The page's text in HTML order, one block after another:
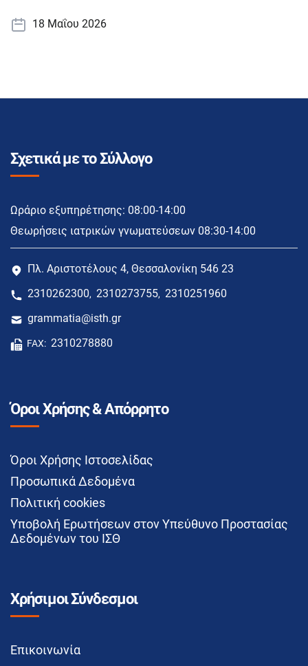
18 Μαΐου 2026
Σχετικά με το Σύλλογο
Ωράριο εξυπηρέτησης: 08:00-14:00
Θεωρήσεις ιατρικών γνωματεύσεων 08:30-14:00
Πλ. Αριστοτέλους 4, Θεσσαλονίκη 546 23
2310262300, 2310273755, 2310251960
grammatia@isth.gr
FAX: 2310278880
Όροι Χρήσης & Απόρρητο
Όροι Χρήσης Ιστοσελίδας
Προσωπικά Δεδομένα
Πολιτική cookies
Υποβολή Ερωτήσεων στον Υπεύθυνο Προστασίας
Δεδομένων του ΙΣΘ
Χρήσιμοι Σύνδεσμοι
Επικοινωνία